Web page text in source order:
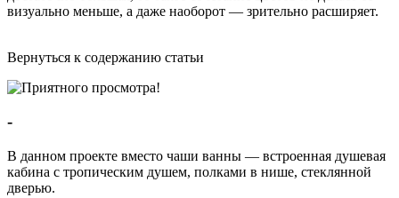
визуально меньше, а даже наоборот — зрительно расширяет.
Вернуться к содержанию статьи
-
В данном проекте вместо чаши ванны — встроенная душевая
кабина с тропическим душем, полками в нише, стеклянной
дверью.